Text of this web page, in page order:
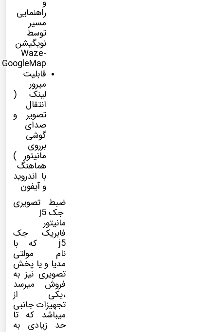
راهنمایی
مسیر
توسط
نویگیشن
Waze-
GoogleMap
قابلیت
میرور
لینک (
انتقال
تصویر و
صدای
گوشی
برروی
مانیتور )
هماهنگ
با اندروید
و آیفون
ضبط تصویری
جک j5
مانیتور
فابریک جک
j5 که با
نام مولتی
مدیا و یا پخش
تصویری نیز به
فروش میرسد
،یکی از
تجهیزات جانبی
میباشد که تا
حد زیادی به